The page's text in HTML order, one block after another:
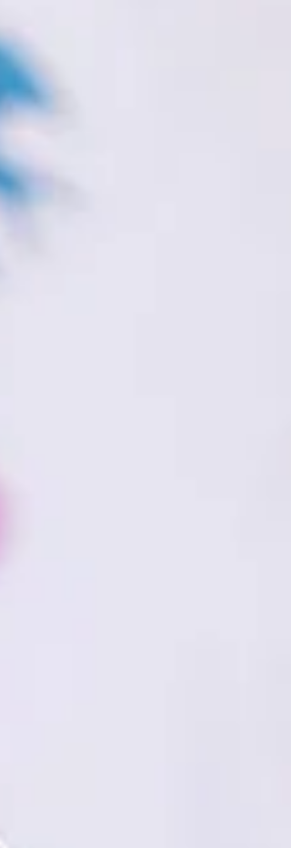
bloqueos viales programados en el primer
cuadro de la Ciudad de México, la
mandataria federal detalló que el partido
entre la Selección Mexicana y Sudáfrica
en alg